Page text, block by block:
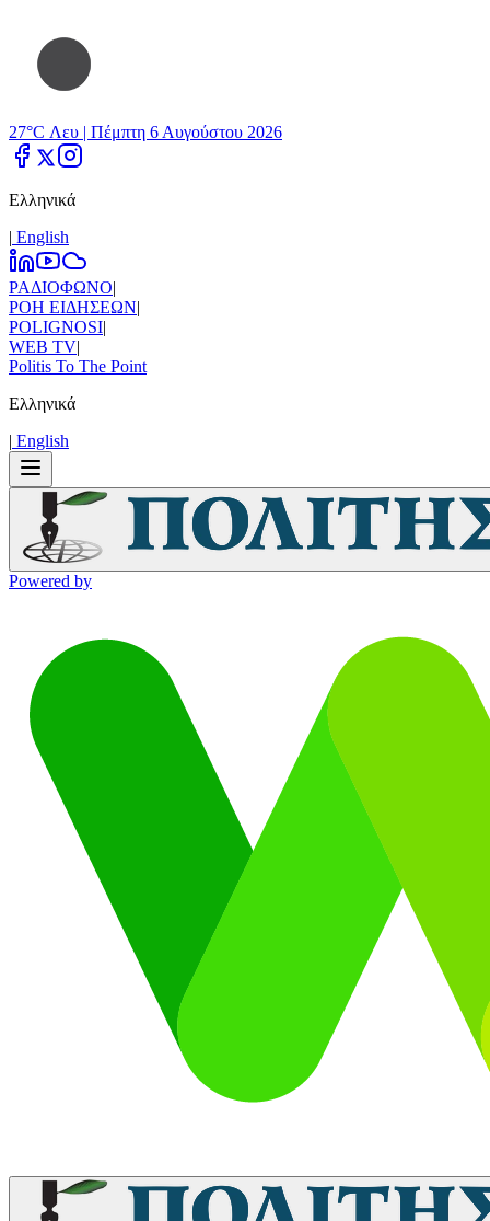
27°C Λευ | Πέμπτη 6 Αυγούστου 2026
Ελληνικά
| Εnglish
ΡΑΔΙΟΦΩΝΟ|
ΡΟΗ ΕΙΔΗΣΕΩΝ|
POLIGNOSI|
WEB TV|
Politis To The Point
Ελληνικά
| Εnglish
Powered by